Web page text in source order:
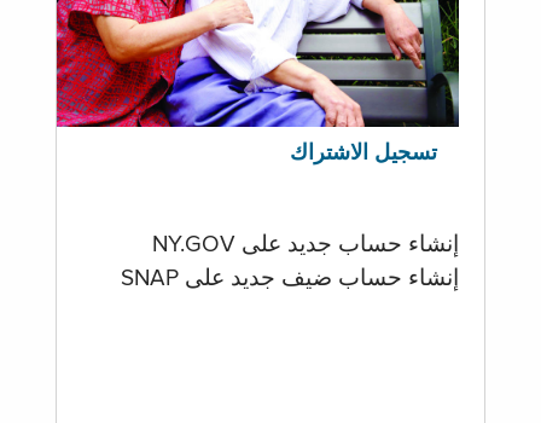
تسجيل الاشتراك
إنشاء حساب جديد على NY.GOV
إنشاء حساب ضيف جديد على SNAP